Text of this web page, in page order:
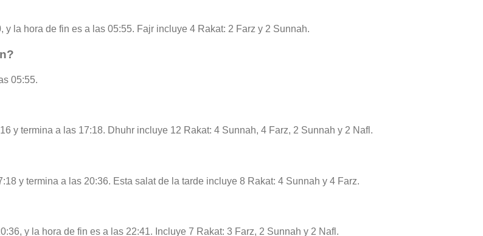
la hora de fin es a las 05:55. Fajr incluye 4 Rakat: 2 Farz y 2 Sunnah.
05:55.
y termina a las 17:18. Dhuhr incluye 12 Rakat: 4 Sunnah, 4 Farz, 2 Sunnah y 2 Nafl.
y termina a las 20:36. Esta salat de la tarde incluye 8 Rakat: 4 Sunnah y 4 Farz.
y la hora de fin es a las 22:41. Incluye 7 Rakat: 3 Farz, 2 Sunnah y 2 Nafl.